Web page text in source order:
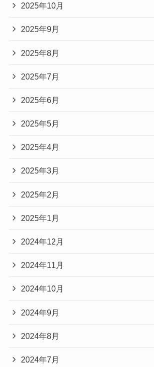
2025年10月
2025年9月
2025年8月
2025年7月
2025年6月
2025年5月
2025年4月
2025年3月
2025年2月
2025年1月
2024年12月
2024年11月
2024年10月
2024年9月
2024年8月
2024年7月